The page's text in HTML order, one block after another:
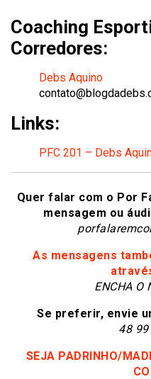
Coaching
Corredores:
Debs Aquino
Links:
PFC 201 – Debs
Quer falar com o Por
mensagem ou
As mensagens
ENCHA O
Se preferir, envie
48
SEJA PADRINHO/